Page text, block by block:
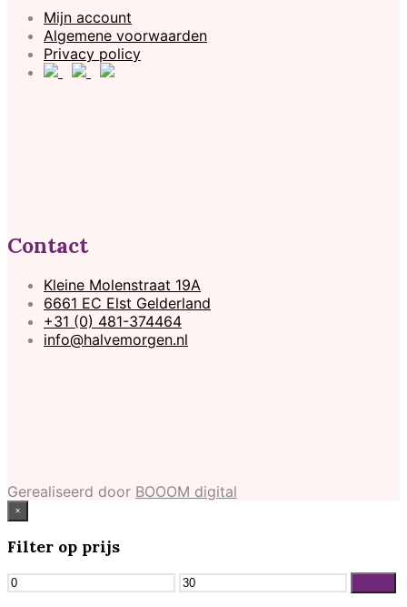
Mijn account
Algemene voorwaarden
Privacy policy
Contact
Kleine Molenstraat 19A
6661 EC Elst Gelderland
+31 (0) 481-374464
info@halvemorgen.nl
Gerealiseerd door BOOOM digital
×
Filter op prijs
Min.
Max.